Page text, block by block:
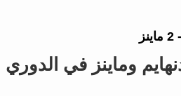
ماينز
وماينز في الدوري